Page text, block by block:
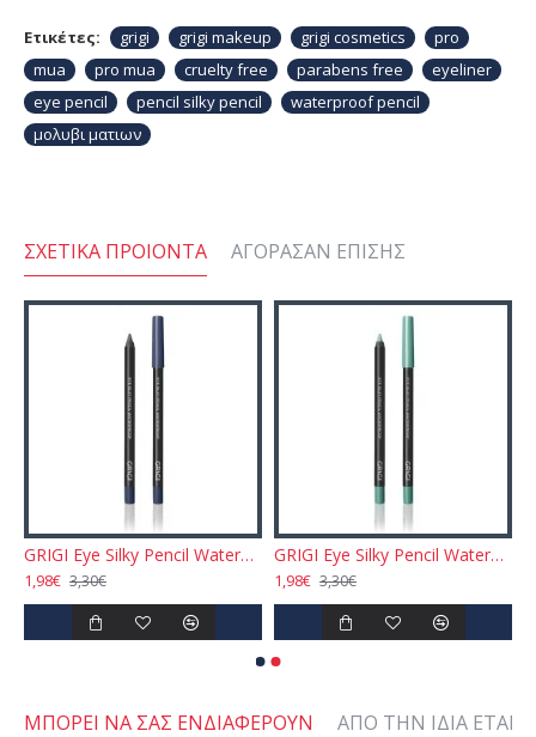
Ετικέτες: grigi grigi makeup grigi cosmetics
pro
mua
pro mua cruelty free parabens free
eyeliner
eye pencil
pencil silky pencil
waterproof pencil
μολυβι ματιων
ΣΧΕΤΙΚΆ ΠΡΟΙΌΝΤΑ ΑΓΌΡΑΣΑΝ ΕΠΊΣΗΣ
GRIGI Eye Silky Pencil Waterproof - Blue N.10
1,98€ 3,30€
GRIGI Eye Silky Pencil Waterproof - Tifany Green N.18
1,98€ 3,30€
ΜΠΟΡΕΊ ΝΑ ΣΑΣ ΕΝΔΙΑΦΈΡΟΥΝ ΑΠΌ ΤΗΝ ΊΔΙΑ